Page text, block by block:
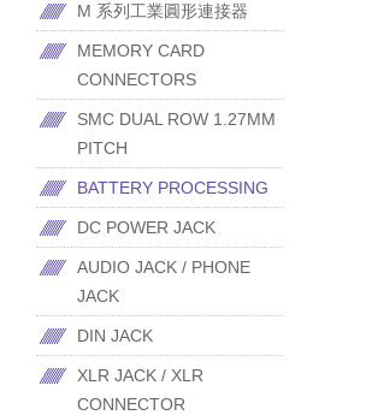
M 系列工業圓形連接器
MEMORY CARD
CONNECTORS
SMC DUAL ROW 1.27MM
PITCH
BATTERY PROCESSING
DC POWER JACK
AUDIO JACK / PHONE
JACK
DIN JACK
XLR JACK / XLR
CONNECTOR